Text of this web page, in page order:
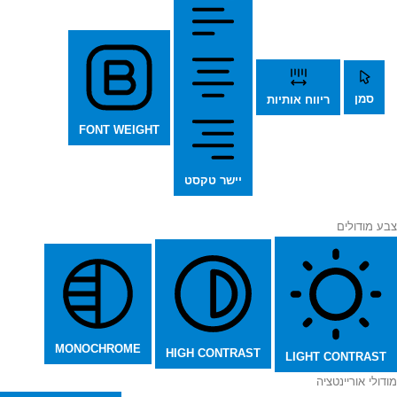
סמן ריווח אותיות
יישר טקסט
FONT WEIGHT
צבע מודולים
LIGHT CONTRAST
HIGH CONTRAST
MONOCHROME
מודולי אוריינטציה